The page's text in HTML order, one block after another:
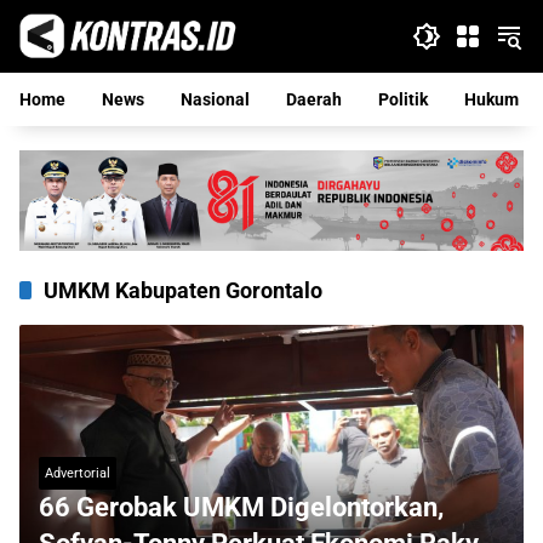
Langsung
konten
Home
News Nasional Daerah Politik Hukum
UMKM Kabupaten Gorontalo
Advertorial
66 Gerobak UMKM Digelontorkan,